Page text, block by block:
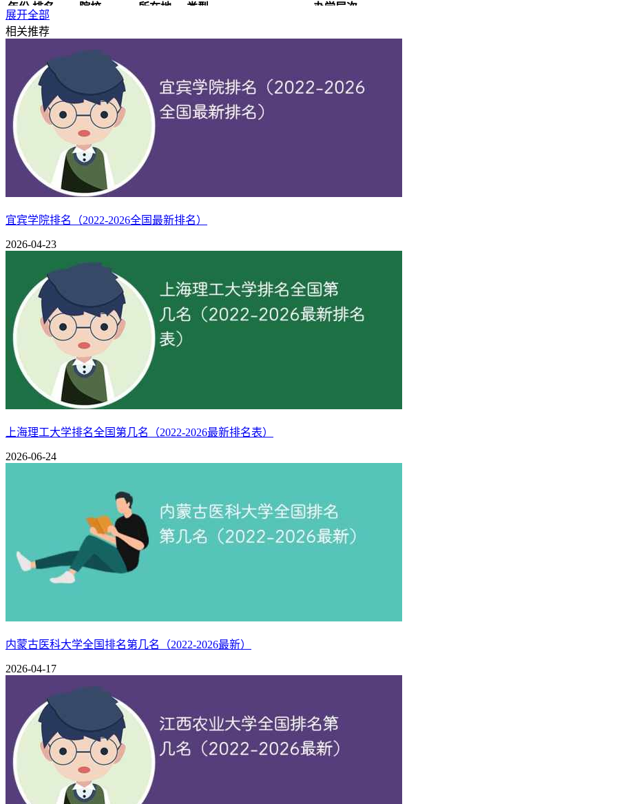
年份 排名 院校 所在地 类型
办学层次
2025 109
106 河北工业大学 天津 北辰区
2022 103 河北工业大学 天津 北辰区 理工 211、双一流、研究生院、保研、省重点、省部共建
2021
109 河北工业大学 天津 北辰区 理工 211、双一流、研究生院、保研、省重点、省部共建
3.河北工业大学全国排名一览表（USNews版）
按USNews排名版大学排行榜看，河北工业大学2022、2023年在全国排名分别为第209位和第210位，而到了2025年，其排名提升
排名 院校
2023 210 河北工业大学 天津 北辰区 理工
2022 209 河北工业大学 天津 北辰区 理工 211、双一流、研究生院、保研、省重点、省部共建
二：河北工业大学简介
河北工业大学的前身是创办于1903年的北洋工艺学堂，是我国最早的培养工业人才的高等学校之一，创办了全国最早的高校校
大学。学校1996年跻身国家首批“211工程”重点建设高校行列；2014年由河北省、天津市和教育部共建；2017年，入选国家“双
120余年来，学校始终秉承“兴工报国”办学传统和“勤慎公忠”校训精神，形成了“工学并举”的办学特色，为国家培养了30余万
学、计算机科学、社会科学总论6个学科领域在ESI全球排名前1%中稳步提升，其中工程学进入前1‰。学校获评“全国文明校园
学校注重国际交流合作，现已形成全方位、多层次、宽领域的国际合作办学新格局。目前，学校已与60余所国外高校签订了
彭兰塔-拉赫蒂理工大学合作共建“河北工业大学芬兰校区”，与美国亚利桑那大学共建“河北工业大学亚利桑那工业学院”。学
是否是985 否 是否是211
是
11
办学层次 211,双一流,研究生院,保研,省重点,省部共建
河北工业大学怎么样好不好（口碑_全国排名）
展开全部
相关推荐
宜宾学院排名（2022-2026全国最新排名）
2026-04-23
上海理工大学排名全国第几名（2022-2026最新排名表）
2026-06-24
内蒙古医科大学全国排名第几名（2022-2026最新）
2026-04-17